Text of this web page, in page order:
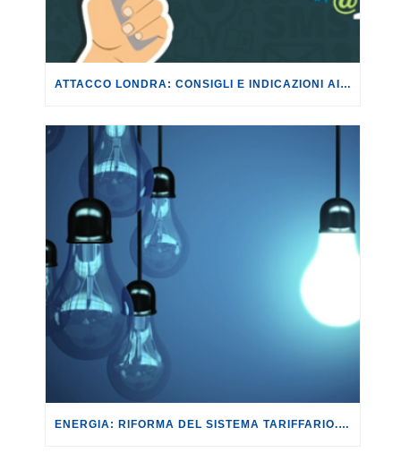
ATTACCO LONDRA: CONSIGLI E INDICAZIONI AI CITTADINI IN PARTENZA PER LONDRA. FEDERCONSUMATORI E LO SPORTELLO SOS TURISTA SONO A DISPOSIZIONE PER LA NECESSARIA ASSISTENZA.
ENERGIA: RIFORMA DEL SISTEMA TARIFFARIO. UN REGALO DI CIRCA 3 MILIARDI L’ANNO ALLE GRANDI UTILITIES.